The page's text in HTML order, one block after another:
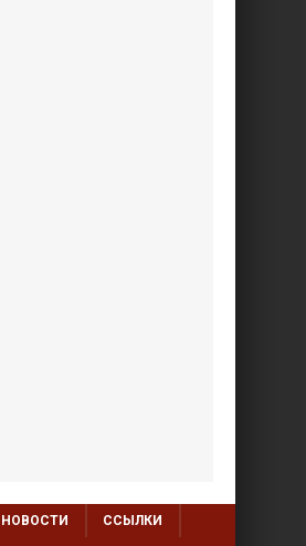
НОВОСТИ ССЫЛКИ